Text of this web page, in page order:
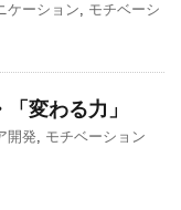
ケーション, モチベーシ
変わる力」
開発, モチベーション